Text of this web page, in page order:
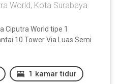
World, Kota Surabaya
Ciputra World tipe 1
10 Tower Via Luas Semi
1 kamar tidur